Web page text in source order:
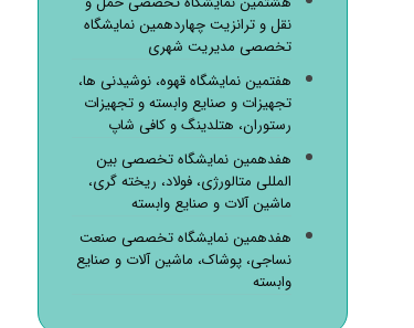
نقل و ترانزیت چهاردهمین نمایشگاه
تخصصی مدیریت شهری
هفتمین نمایشگاه قهوه، نوشیدنی ها،
تجهیزات و صنایع وابسته و تجهیزات
رستوران، هتلدینگ و کافی شاپ
هفدهمین نمایشگاه تخصصی بین
المللی متالورژی، فولاد، ریخته گری،
ماشین آلات و صنایع وابسته
هفدهمین نمایشگاه تخصصی صنعت
نساجی، پوشاک، ماشین آلات و صنایع
وابسته